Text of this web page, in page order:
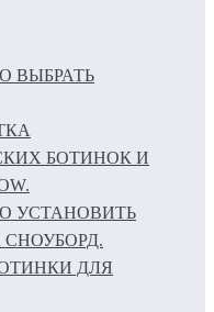
ВЫБРАТЬ
БОТИНОК И
УСТАНОВИТЬ
ДЛЯ